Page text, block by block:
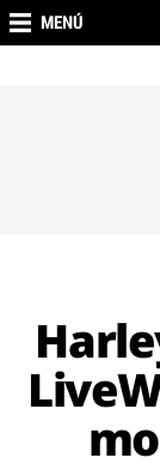
MENÚ